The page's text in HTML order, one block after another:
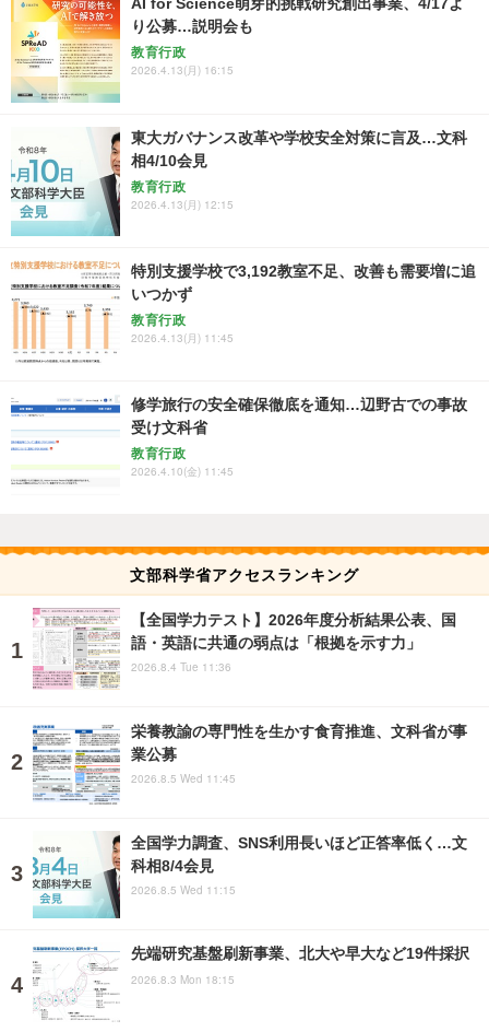
AI for Science萌芽的挑戦研究創出事業、4/17よ
り公募…説明会も
教育行政
2026.4.13(月) 16:15
東大ガバナンス改革や学校安全対策に言及…文科
相4/10会見
教育行政
2026.4.13(月) 12:15
特別支援学校で3,192教室不足、改善も需要増に追
いつかず
教育行政
2026.4.13(月) 11:45
修学旅行の安全確保徹底を通知…辺野古での事故
受け文科省
教育行政
2026.4.10(金) 11:45
文部科学省アクセスランキング
【全国学力テスト】2026年度分析結果公表、国
語・英語に共通の弱点は「根拠を示す力」
2026.8.4 Tue 11:36
栄養教諭の専門性を生かす食育推進、文科省が事
業公募
2026.8.5 Wed 11:45
全国学力調査、SNS利用長いほど正答率低く…文
科相8/4会見
2026.8.5 Wed 11:15
先端研究基盤刷新事業、北大や早大など19件採択
2026.8.3 Mon 18:15